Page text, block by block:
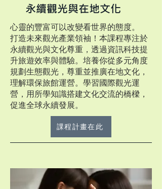
永續觀光與在地文化
​心靈的豐富可以改變看世界的態度。
打造未來觀光產業領袖！本課程專注於
永續觀光與文化尊重，透過資訊科技提
升旅遊效率與體驗。培養你從多元角度
規劃生態觀光，尊重並推廣在地文化，
理解環保旅館運營。學習國際觀光運
營，用所學知識搭建文化交流的橋樑，
促進全球永續發展。
課程計畫在此